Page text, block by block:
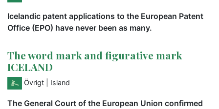
Icelandic patent applications to the European Patent
Office (EPO) have never been as many.
The word mark and figurative mark
ICELAND
Övrigt | Island
The General Court of the European Union confirmed